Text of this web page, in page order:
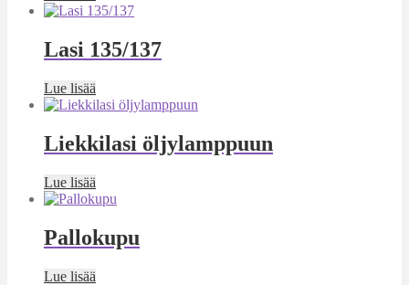
Lasi 135/137
Lue lisää
Liekkilasi öljylamppuun
Lue lisää
Pallokupu
Lue lisää